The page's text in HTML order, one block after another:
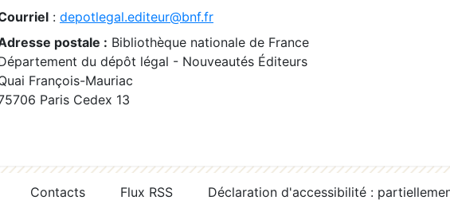
: depotlegal.editeur@bnf.fr
postale : Bibliothèque nationale de France
du dépôt légal - Nouveautés Éditeurs
François-Mauriac
Paris Cedex 13
Contacts Flux RSS Déclaration d'accessibilité :